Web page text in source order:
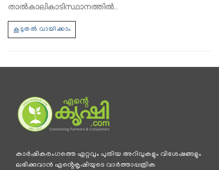
താൽകാലികാടിസ്ഥാനത്തിൽ…
കാര്‍ഷികരംഗത്തെ ഏറ്റവും പുതിയ അറിവുകളും വിശേഷങ്ങളും
ലഭിക്കുവാന്‍ എൻ്റെകൃഷിയുടെ വാര്‍ത്താപ്പത്രിക